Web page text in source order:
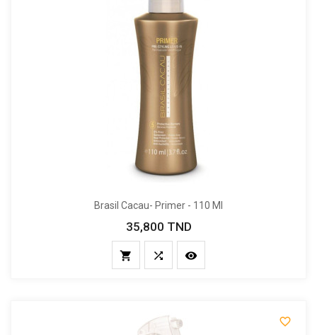
Brasil Cacau- Primer - 110 Ml
Prix
35,800 TND
  
